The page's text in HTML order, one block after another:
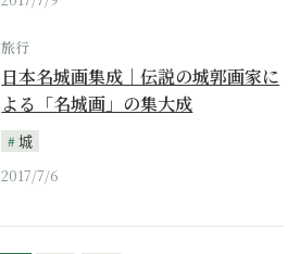
旅行
日本名城画集成｜伝説の城郭画家に
よる「名城画」の集大成
城
2017/7/6